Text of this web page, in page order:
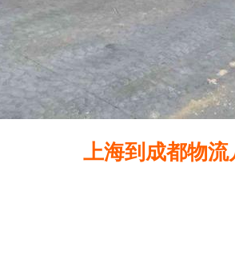
上海到成都物流